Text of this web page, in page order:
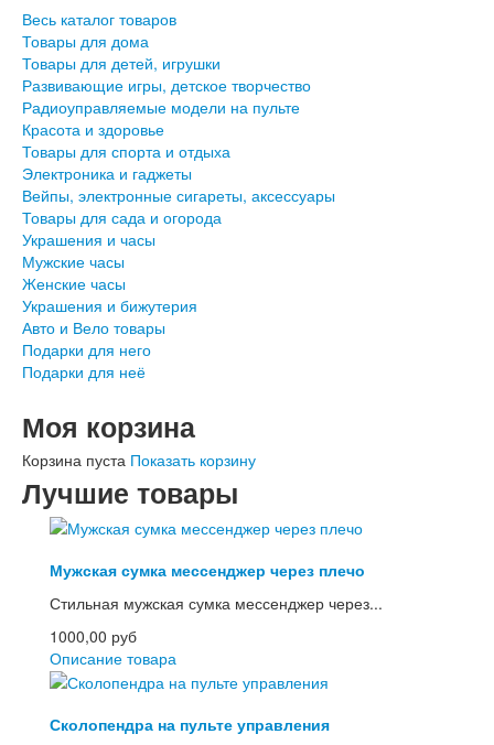
Товары для спорта и отдыха
Электроника и гаджеты
Вейпы, электронные сигареты, аксессуары
Товары для сада и огорода
Украшения и часы
Мужские часы
Женские часы
Украшения и бижутерия
Авто и Вело товары
Подарки для него
Подарки для неё
Весь каталог товаров
Товары для дома
Товары для детей, игрушки
Развивающие игры, детское творчество
Радиоуправляемые модели на пульте
Красота и здоровье
Товары для спорта и отдыха
Электроника и гаджеты
Вейпы, электронные сигареты, аксессуары
Товары для сада и огорода
Украшения и часы
Мужские часы
Женские часы
Украшения и бижутерия
Авто и Вело товары
Подарки для него
Подарки для неё
Моя корзина
Корзина пуста Показать корзину
Лучшие товары
Мужская сумка мессенджер через плечо
Стильная мужская сумка мессенджер через...
1000,00 руб
Описание товара
Сколопендра на пульте управления